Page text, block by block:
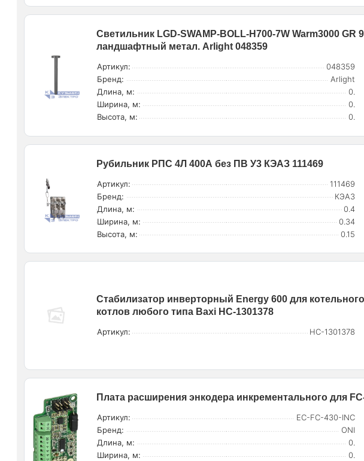
Светильник LGD-SWAMP-BOLL-H700-7W Warm3000 GR
ландшафтный метал. Arlight 048359
Артикул:
048359
Бренд:
Arlight
Длина, м:
0.
Ширина, м:
0.
Высота, м:
0.
Рубильник РПС 4Л 400А без ПВ У3 КЭАЗ 111469
Артикул:
111469
Бренд:
КЭАЗ
Длина, м:
0.4
Ширина, м:
0.34
Высота, м:
0.15
Стабилизатор инверторный Energy 600 для
котлов любого типа Baxi НС-1301378
Артикул: НС-1301378
Плата расширения энкодера инкрементального для
Артикул:
EC-FC-430-INC
Бренд:
ONI
Длина, м:
0.
Ширина, м:
0.